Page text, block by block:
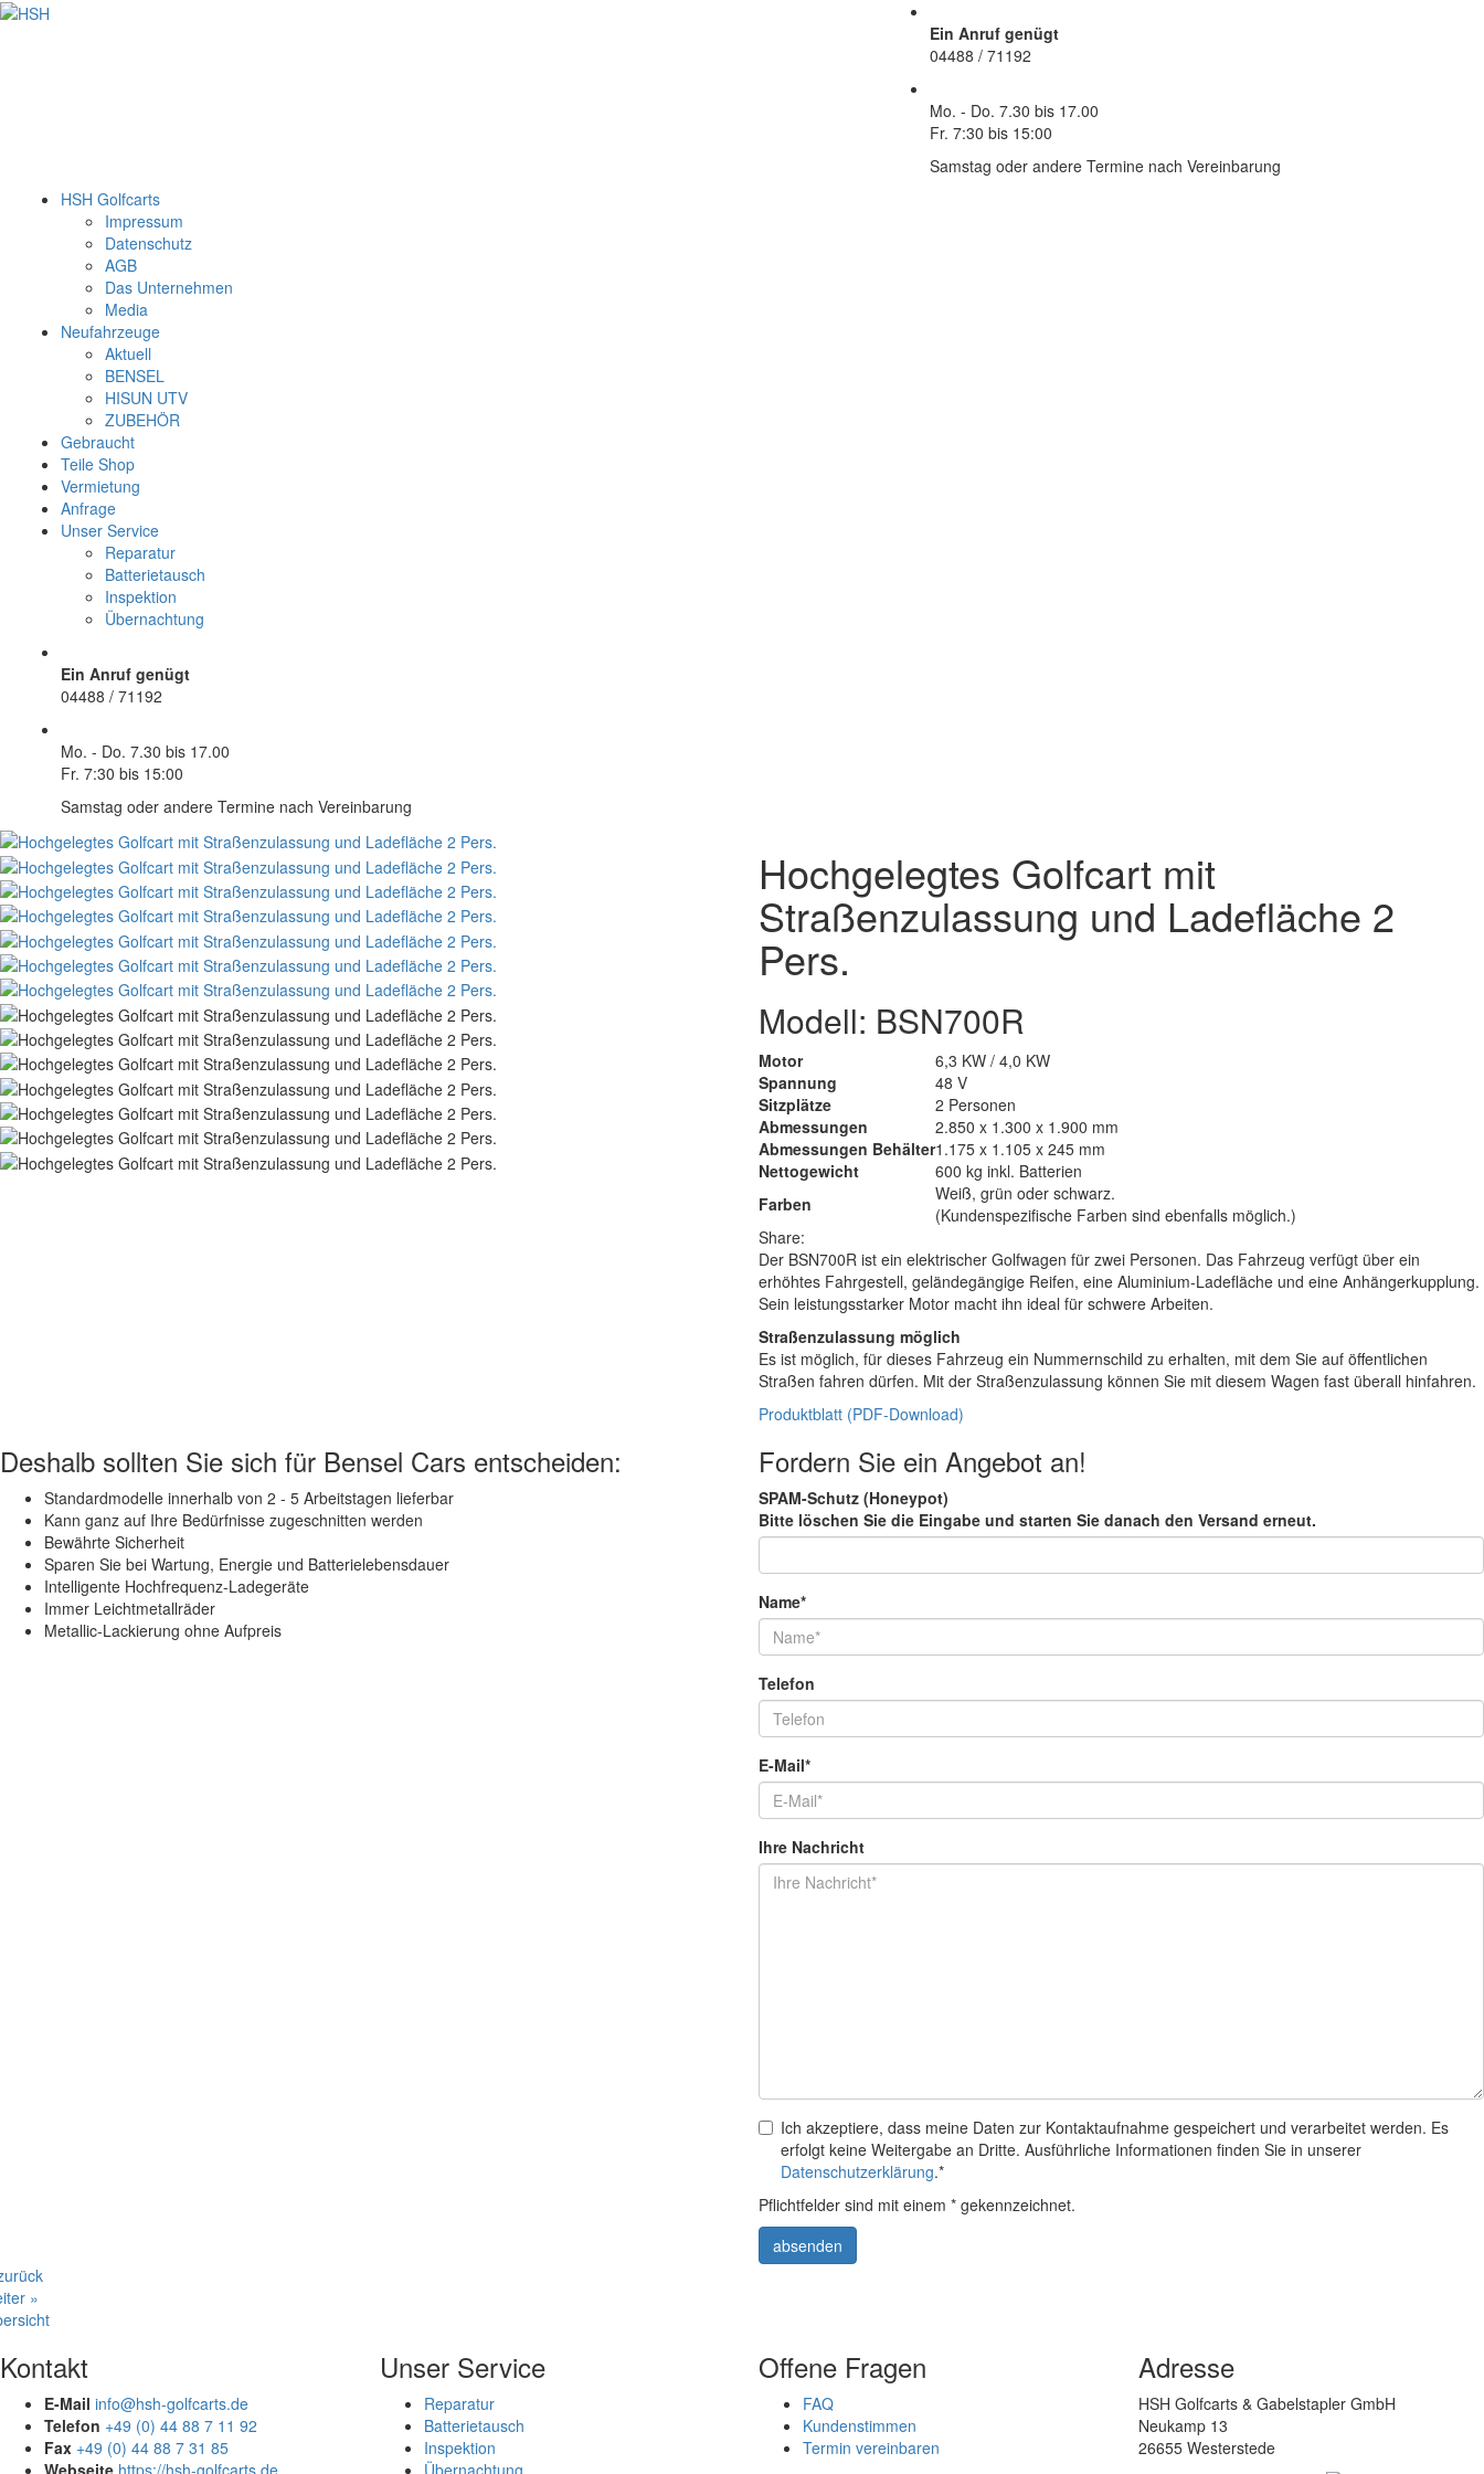
Ein Anruf genügt
04488 / 71192
Mo. - Do. 7.30 bis 17.00
Fr. 7:30 bis 15:00
Samstag oder andere Termine nach Vereinbarung
HSH Golfcarts
Impressum
Datenschutz
AGB
Das Unternehmen
Media
Neufahrzeuge
Aktuell
BENSEL
HISUN UTV
ZUBEHÖR
Gebraucht
Teile Shop
Vermietung
Anfrage
Unser Service
Reparatur
Batterietausch
Inspektion
Übernachtung
Ein Anruf genügt
04488 / 71192
Mo. - Do. 7.30 bis 17.00
Fr. 7:30 bis 15:00
Samstag oder andere Termine nach Vereinbarung
Hochgelegtes Golfcart mit
Straßenzulassung und Ladefläche 2
Pers.
Modell: BSN700R
Motor
6,3 KW / 4,0 KW
Spannung
48 V
Sitzplätze
2 Personen
Abmessungen
2.850 x 1.300 x 1.900 mm
Abmessungen Behälter1.175 x 1.105 x 245 mm
Nettogewicht
600 kg inkl. Batterien
Farben
Weiß, grün oder schwarz.
(Kundenspezifische Farben sind ebenfalls möglich.)
Share:
Der BSN700R ist ein elektrischer Golfwagen für zwei Personen. Das Fahrzeug verfügt über ein
erhöhtes Fahrgestell, geländegängige Reifen, eine Aluminium-Ladefläche und eine Anhängerkupplung.
Sein leistungsstarker Motor macht ihn ideal für schwere Arbeiten.
Straßenzulassung möglich
Es ist möglich, für dieses Fahrzeug ein Nummernschild zu erhalten, mit dem Sie auf öffentlichen
Straßen fahren dürfen. Mit der Straßenzulassung können Sie mit diesem Wagen fast überall hinfahren.
Produktblatt (PDF-Download)
Deshalb sollten Sie sich für Bensel Cars entscheiden:
Standardmodelle innerhalb von 2 - 5 Arbeitstagen lieferbar
Kann ganz auf Ihre Bedürfnisse zugeschnitten werden
Bewährte Sicherheit
Sparen Sie bei Wartung, Energie und Batterielebensdauer
Intelligente Hochfrequenz-Ladegeräte
Immer Leichtmetallräder
Metallic-Lackierung ohne Aufpreis
Fordern Sie ein Angebot an!
SPAM-Schutz (Honeypot)
Bitte löschen Sie die Eingabe und starten Sie danach den Versand erneut.
Name*
Telefon
E-Mail*
Ihre Nachricht
Ich akzeptiere, dass meine Daten zur Kontaktaufnahme gespeichert und verarbeitet werden. Es
erfolgt keine Weitergabe an Dritte. Ausführliche Informationen finden Sie in unserer
Datenschutzerklärung.*
Pflichtfelder sind mit einem * gekennzeichnet.
absenden
»
Kontakt
E-Mail info@hsh-golfcarts.de
Telefon +49 (0) 44 88 7 11 92
Fax +49 (0) 44 88 7 31 85
Webseite https://hsh-golfcarts.de
Unser Service
Reparatur
Batterietausch
Inspektion
Übernachtung
Offene Fragen
FAQ
Kundenstimmen
Termin vereinbaren
Adresse
HSH Golfcarts & Gabelstapler GmbH
Neukamp 13
26655 Westerstede